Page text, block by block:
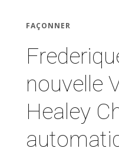
FAÇONNER
nouvelle
Healey